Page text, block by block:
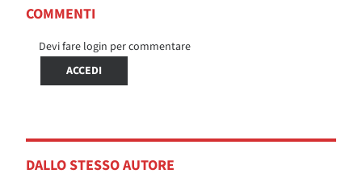
COMMENTI
Devi fare login per commentare
ACCEDI
DALLO STESSO AUTORE